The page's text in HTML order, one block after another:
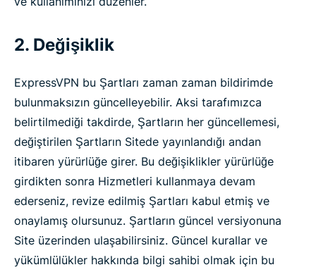
2. Değişiklik
ExpressVPN bu Şartları zaman zaman bildirimde
bulunmaksızın güncelleyebilir. Aksi tarafımızca
belirtilmediği takdirde, Şartların her güncellemesi,
değiştirilen Şartların Sitede yayınlandığı andan
itibaren yürürlüğe girer. Bu değişiklikler yürürlüğe
girdikten sonra Hizmetleri kullanmaya devam
ederseniz, revize edilmiş Şartları kabul etmiş ve
onaylamış olursunuz. Şartların güncel versiyonuna
Site üzerinden ulaşabilirsiniz. Güncel kurallar ve
yükümlülükler hakkında bilgi sahibi olmak için bu